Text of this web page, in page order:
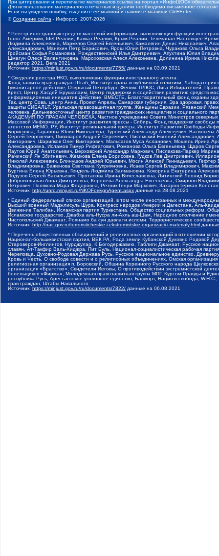
При цитировании и перепечатке материалов ссылка на портал «ИнфоШОС»
Для использования материалов в печатных изданиях необходимо письменное
Если вы увидели ошибку, выделите ее мышкой и нажмите клавиши Ctrl+Enter
©Создание сайта - Инфорос, 2007-2026
* Реестр иностранных средств массовой информации, выполняющих функции
Голос Америки, Idel.Реалии, Кавказ.Реалии, Крым.Реалии, Телеканал Настоящее
Людмила Алексеевна, Маркелов Сергей Евгеньевич, Камалягин Денис Николаевич,
Александрович, Маняхин Петр Борисович, Ярош Юлия Петровна, Чуракова Ольга
Гройсман Софья Романовна, Рождественский Илья Дмитриевич, Апухтина Юлия
Шмагун Олеся Валентиновна, Мароховская Алеся Алексеевна, Долинина Ирина
редактор 2021, Вега 2021
Источник: https://minjust.gov.ru/ru/documents/7755/ данные на 03.09.2021
* Сведения реестра НКО, выполняющих функции иностранного агента:
Фонд защиты прав граждан Штаб, Институт права и публичной политики,
Гуманитарное действие, Открытый Петербург, Феникс ПЛЮС, Лига Избирателей,
Крест, Центр Хасдей Ерушалаим, Центр поддержки и содействия развитию средств
информационных инициатив Действие, ВМЕСТЕ, Благотворительный фонд охраны
Так, центр Сова, центр Анна, Проект Апрель, Самарская губерния, Эра здоровья,
защиты СИБАЛЬТ, Уральская правозащитная группа, Женщины Евразии, Рязанский
человека, Дальневосточный центр развития гражданских инициатив и социального
АКАДЕМИЯ ПО ПРАВАМ ЧЕЛОВЕКА, Частное учреждение Совета Министров северных
Массовой Информации, Институт развития прессы - Сибирь, Фонд поддержки
агентство МЕМО. РУ, Институт региональной прессы, Институт Развития Свободы
Борисовна, Таранова Юлия Николаевна, Туровский Александр Алексеевич,
Сергей Георгиевич, Пивоваров Андрей Сергеевич, Писемский Евгений
Викторович, Шарипков Олег Викторович, Мальсагов Муса Асланович, Мошель Ирина
Александровна, Исламов Тимур Рифгатович, Романова Ольга Евгеньевна, Щаров
Паутов Юрий Анатольевич, Верховский Александр Маркович, Пислакова-Паркер
Рачинский Ян Збигневич, Жемкова Елена Борисовна, Гудков Лев Дмитриевич,
Николай Алексеевич, Блинушов Андрей Юрьевич, Мосин Алексей Геннадьевич,
Владимировна, Баженова Светлана Куприяновна, Исаев Сергей Владимирович,
Буртина Елена Юрьевна, Гендель Людмила Залмановна, Кокорина Екатерина
Подузов Сергей Васильевич, Протасова Ирина Вячеславовна, Литинский Леонид
Добровольская Анна Дмитриевна, Королева Александра Евгеньевна, Смирнов
Петрович, Полякова Мара Федоровна, Резник Генри Маркович, Захаров Герман
Источник: http://unro.minjust.ru/NKOForeignAgent.aspx данные на 28.08.2021
* Единый федеральный список организаций, в том числе иностранных и
Высший военный Маджлисуль Шура, Конгресс народов Ичкерии и Дагестана, Аль-
Движение Талибан, Исламская партия Туркестана, Общество социальных реформ,
Исламское государство, Джабха аль-Нусра ли-Ахль аш-Шам, Народное ополчение
Чистопольский Джамаат, Рохнамо ба суи давлати исломи, Террористическое
Источник: http://nac.gov.ru/terroristicheskie-i-ekstremistskie-organizacii-i-materialy.html
* Перечень общественных объединений и религиозных организаций в отношении
Национал-большевистская партия, ВЕК РА, Рада земли Кубанской Духовно Родовой
Староверов-Инглингов, Нурджулар, К Богодержавию, Таблиги Джамаат, Русское
славян, Ат-Такфир Валь-Хиджра, Пит Буль, Национал-социалистическая рабочая
Череповца, Духовно-Родовая Держава Русь, Русское национальное единство,
Кровь и Честь, О свободе совести и о религиозных объединениях, Омская
религиозная организация п. Боровский, Община Коренного Русского народа
организация «Братство», Свидетели Иеговы, О противодействии экстремистской
болельщиков «Фирма», Молодежная правозащитная группа МПГ, Курсом Правды и
республика Русь, Арестантское уголовное единство, Башкорт, Нация и свобода,
прав граждан, Штабы Навального
Источник: https://minjust.gov.ru/ru/documents/7822/ данные на 06.08.2021